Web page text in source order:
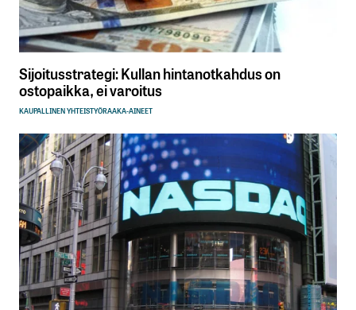
Sijoitusstrategi: Kullan hintanotkahdus on
ostopaikka, ei varoitus
KAUPALLINEN YHTEISTYÖRAAKA-AINEET